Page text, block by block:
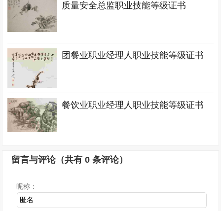
质量安全总监职业技能等级证书
团餐业职业经理人职业技能等级证书
餐饮业职业经理人职业技能等级证书
留言与评论（共有0 条评论）
昵称：